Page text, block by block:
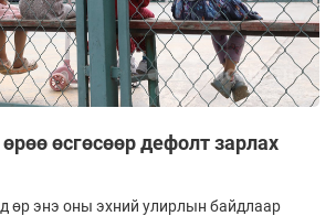
өсгөсөөр дефолт зарлах
өр энэ оны эхний улирлын байдлаар